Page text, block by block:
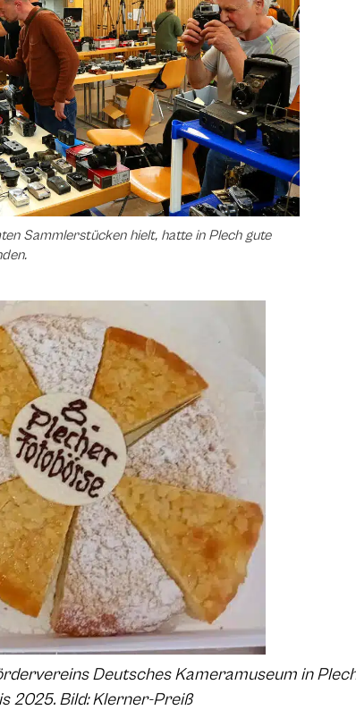
Sammlerstücken hielt, hatte in Plech gute
Deutsches Kameramuseum in
2025. Bild: Klerner-Preiß